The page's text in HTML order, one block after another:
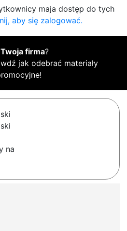
maja dostęp do tych
aby się zalogować.
firma?
jak odebrać materiały
na